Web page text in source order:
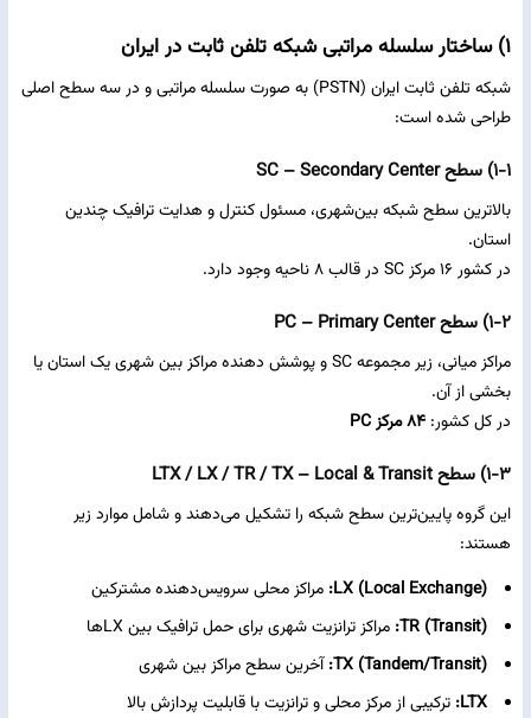
۱) ساختار سلسله‌ مراتبی شبکه تلفن ثابت در ایران
شبکه تلفن ثابت ایران (PSTN) به صورت سلسله‌ مراتبی و در سه سطح اصلی
طراحی شده است:
۱-۱) سطح SC – Secondary Center
بالاترین سطح شبکه بین‌شهری، مسئول کنترل و هدایت ترافیک چندین
استان.
در کشور ۱۶ مرکز SC در قالب ۸ ناحیه وجود دارد.
۱-۲) سطح PC – Primary Center
مراکز میانی، زیر مجموعه SC و پوشش‌ دهنده مراکز بین‌ شهری یک استان یا
بخشی از آن.
در کل کشور: ۸۴ مرکز PC
۱-۳) سطح LTX / LX / TR / TX – Local & Transit
این گروه پایین‌ترین سطح شبکه را تشکیل می‌دهند و شامل موارد زیر
هستند:
LX (Local Exchange): مراکز محلی سرویس‌دهنده مشترکین
TR (Transit): مراکز ترانزیت شهری برای حمل ترافیک بین LXها
TX (Tandem/Transit): آخرین سطح مراکز بین‌ شهری
LTX: ترکیبی از مرکز محلی و ترانزیت با قابلیت پردازش بالا